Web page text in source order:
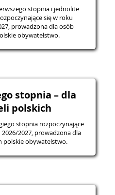
stopnia i jednolite
się w roku
prowadzona dla osób
obywatelstwo.
stopnia – dla
polskich
stopnia rozpoczynające
2027, prowadzona dla
polskie obywatelstwo.